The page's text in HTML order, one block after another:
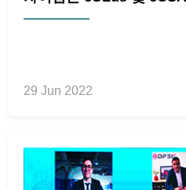
29 Jun 2022